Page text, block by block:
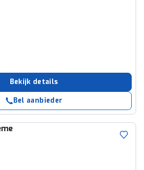
Bekijk details
Bel aanbieder